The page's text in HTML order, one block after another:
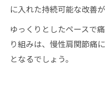
に入れた持続可能な改善
ゆっくりとしたペースで
り組みは、慢性肩関節痛
となるでしょう。